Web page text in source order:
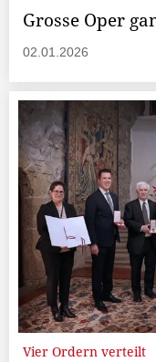
Grosse Oper
02.01.2026
Vier Ordern verteilt